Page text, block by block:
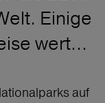
Einige
wert...
auf